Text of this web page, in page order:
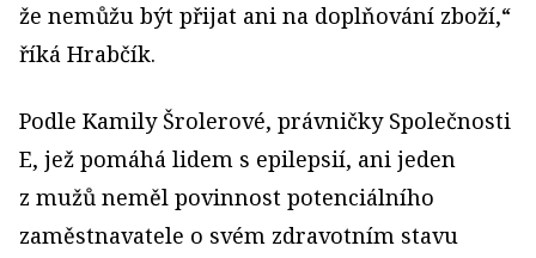
že nemůžu být přijat ani na doplňování zboží,“
říká Hrabčík.
Podle Kamily Šrolerové, právničky Společnosti
E, jež pomáhá lidem s epilepsií, ani jeden
z mužů neměl povinnost potenciálního
zaměstnavatele o svém zdravotním stavu